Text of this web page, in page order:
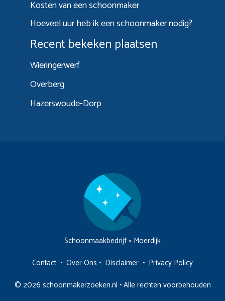
Kosten van een schoonmaker
Hoeveel uur heb ik een schoonmaker nodig?
Recent bekeken plaatsen
Wieringerwerf
Overberg
Hazerswoude-Dorp
Schoonmaakbedrijf» Moerdijk
Contact • Over Ons • Disclaimer • Privacy Policy
© 2026 schoonmakerzoeken.nl • Alle rechten voorbehouden